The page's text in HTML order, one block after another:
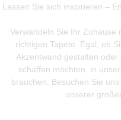
Lassen Sie sich inspirieren –
Verwandeln Sie Ihr Zuhause
richtigen Tapete. Egal, ob
Akzentwand gestalten
schaffen möchten, in
brauchen. Besuchen Sie
unserer